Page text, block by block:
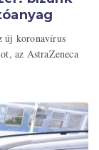
új koronavírus
az AstraZeneca